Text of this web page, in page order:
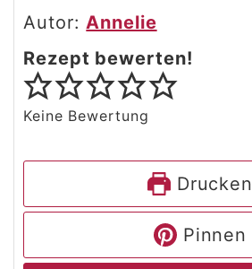
Autor: Annelie
Rezept bewerten!
Keine Bewertung
Drucken
Pinnen